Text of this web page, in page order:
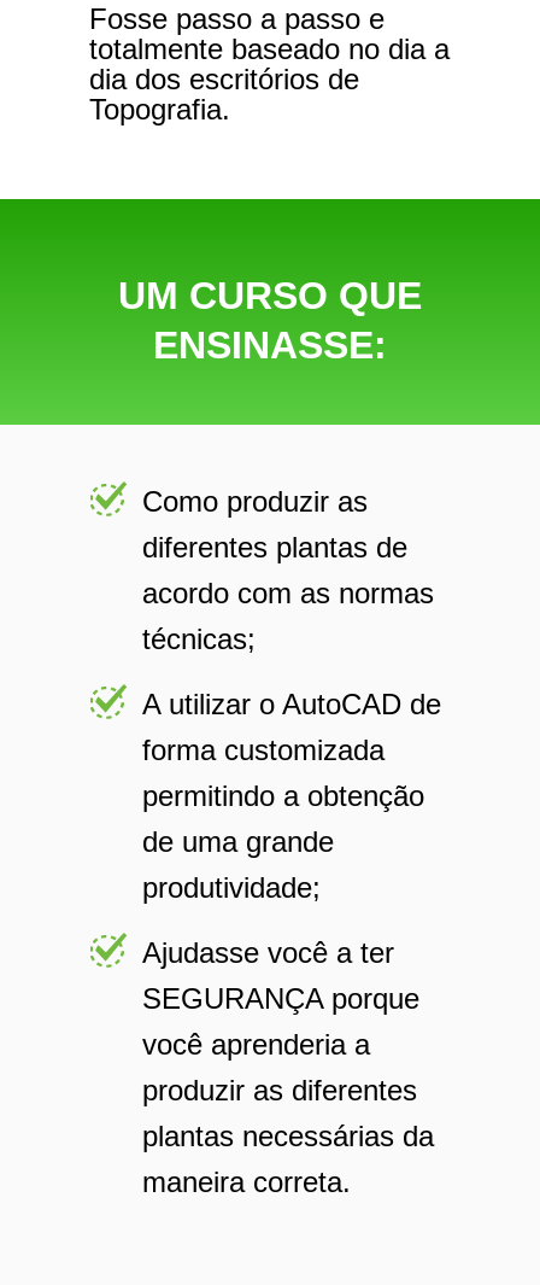
Fosse passo a passo e
totalmente baseado no dia a
dia dos escritórios de
Topografia.
UM CURSO QUE
ENSINASSE:
Como produzir as
diferentes plantas de
acordo com as normas
técnicas;
A utilizar o AutoCAD de
forma customizada
permitindo a obtenção
de uma grande
produtividade;
Ajudasse você a ter
SEGURANÇA porque
você aprenderia a
produzir as diferentes
plantas necessárias da
maneira correta.